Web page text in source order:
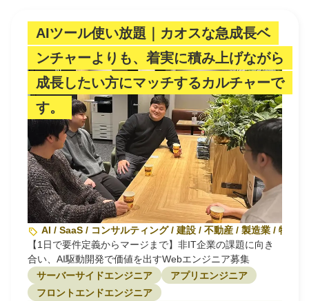
AIツール使い放題｜カオスな急成長ベ
ンチャーよりも、着実に積み上げながら
成長したい方にマッチするカルチャーで
す。
AI / SaaS / コンサルティング / 建設 / 不動産 / 製造業 / 物流
【1日で要件定義からマージまで】非IT企業の課題に向き
合い、AI駆動開発で価値を出すWebエンジニア募集
サーバーサイドエンジニア
アプリエンジニア
フロントエンドエンジニア